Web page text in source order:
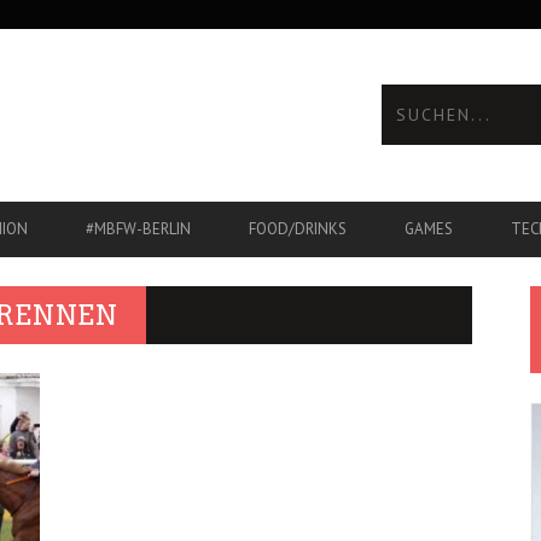
#MBFW-BERLIN FOOD/DRINKS GAMES